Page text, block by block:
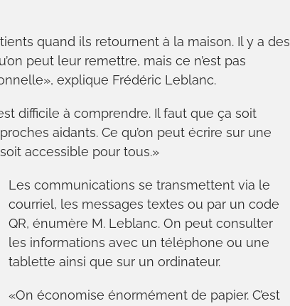
quand ils retournent à la maison. Il y a des
peut leur remettre, mais ce n’est pas
explique Frédéric Leblanc.
difficile à comprendre. Il faut que ça soit
aidants. Ce qu’on peut écrire sur une
accessible pour tous.»
Les communications se transmettent via le
courriel, les messages textes ou par un code
QR, énumère M. Leblanc. On peut consulter
les informations avec un téléphone ou une
tablette ainsi que sur un ordinateur.
«On économise énormément de papier. C’est